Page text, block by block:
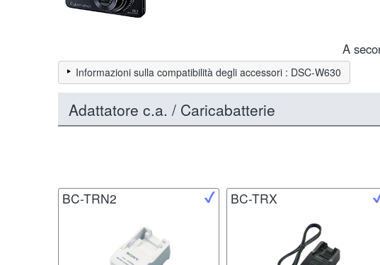
A
Informazioni sulla compatibilità degli accessori : DSC-W630
Adattatore c.a. / Caricabatterie
BC-TRN2 BC-TRX